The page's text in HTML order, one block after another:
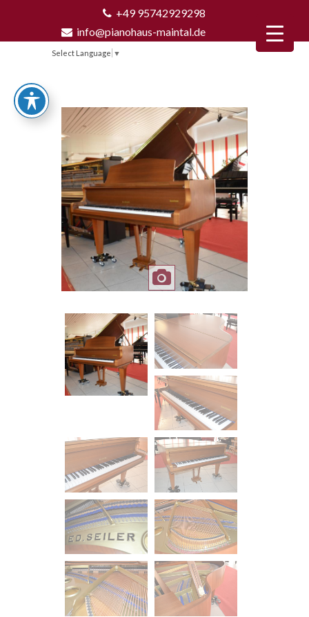
+49 95742929298
info@pianohaus-maintal.de
Select Language ▼